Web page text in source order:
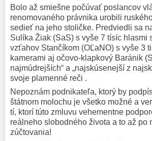
Bolo až smiešne počúvať poslancov
renomovaného právnika urobili
sedieť na jeho stoličke. Predviedli sa
Sulíka Žiak (SaS) s vyše 7 tísíc hlasmi
vzťahov Stančíkom (OĽaNO) s vyše 3
kamerami aj očovo-klapkový Baránik
najmúdrejších“ a „najskúsenejší z
svoje plamenné reči .
Nepoznám podnikateľa, ktorý by
štátnom molochu je všetko možné a
tí, ktorí túto zmluvu vehementne
reálneho slobodného života a to až
zúčtovania!